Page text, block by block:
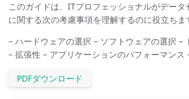
このガイドは、ITプロフェッショナルがデー
に関する次の考慮事項を理解するのに役立ちま
– ハードウェアの選択 – ソフトウェアの選択 –
– 拡張性 – アプリケーションのパフォーマンス
PDFダウンロード